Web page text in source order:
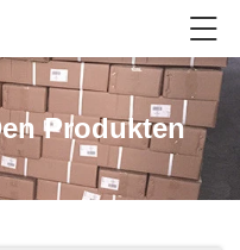
Produkten